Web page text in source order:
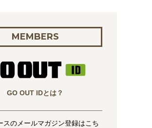
MEMBERS
GO OUT IDとは？
スのメールマガジン登録はこち